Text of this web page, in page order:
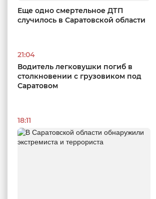
Еще одно смертельное ДТП
случилось в Саратовской области
21:04
Водитель легковушки погиб в
столкновении с грузовиком под
Саратовом
18:11